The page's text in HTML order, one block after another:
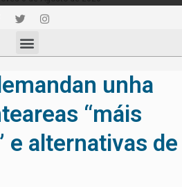
unha
“máis
e alternativas de